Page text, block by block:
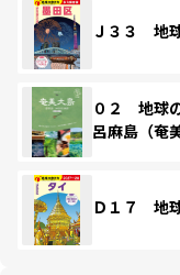
Ｊ３３ 地
０２ 地球
呂麻島（奄
Ｄ１７ 地